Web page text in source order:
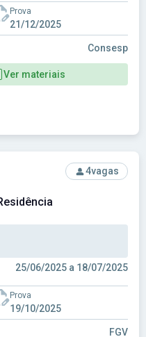
Prova
21/12/2025
Consesp
Ver materiais
de Residência
4vagas
25/06/2025 a 18/07/2025
Prova
19/10/2025
FGV